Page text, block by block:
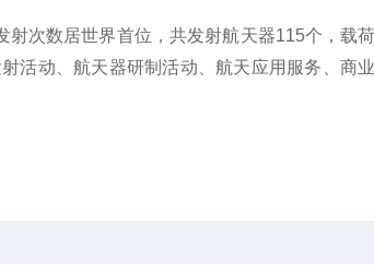
射次数居世界首位，共发射航天器115个，载
活动、航天器研制活动、航天应用服务、商